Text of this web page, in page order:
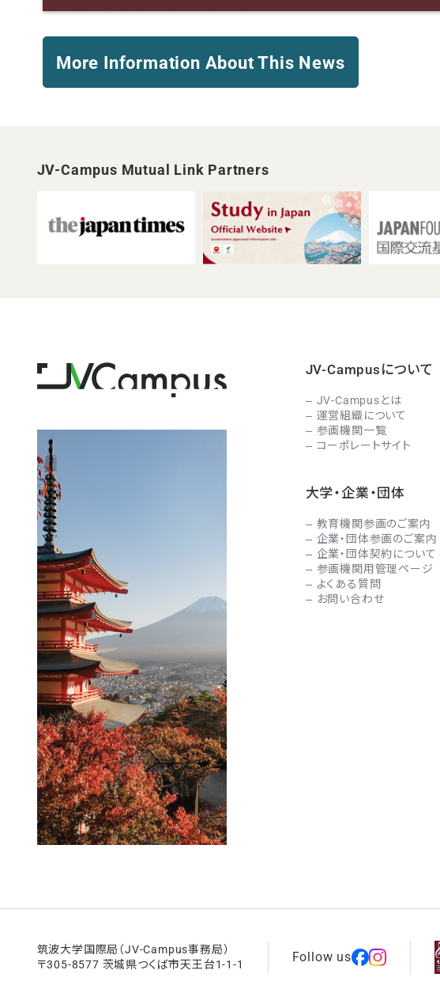
More Information About This News
JV-Campus Mutual Link Partners
JV-Campusについて
JV-Campusとは
運営組織について
参画機関一覧
コーポレートサイト
大学・企業・団体
教育機関参画のご案内
企業・団体参画のご案内
企業・団体契約について
参画機関用管理ページ
よくある質問
お問い合わせ
筑波大学国際局（JV-Campus事務局）
〒305-8577 茨城県つくば市天王台1-1-1
Follow us